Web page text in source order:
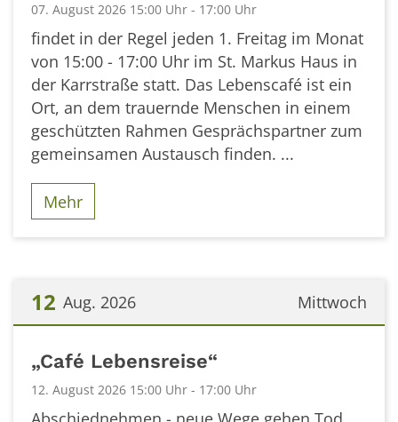
07. August 2026 15:00 Uhr - 17:00 Uhr
findet in der Regel jeden 1. Freitag im Monat
von 15:00 - 17:00 Uhr im St. Markus Haus in
der Karrstraße statt. Das Lebenscafé ist ein
Ort, an dem trauernde Menschen in einem
geschützten Rahmen Gesprächspartner zum
gemeinsamen Austausch finden. ...
Mehr
Mittwoch
12 Aug. 2026
„Café Lebensreise“
12. August 2026 15:00 Uhr - 17:00 Uhr